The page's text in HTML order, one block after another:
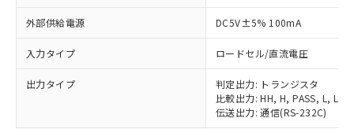
外部供給電源 DC5V±5% 100mA
入力タイプ ロードセル/直流電圧
出力タイプ
判定出力: トランジスタ
比較出力: HH, H, PASS, L, LL
伝送出力: 通信(RS-232C)